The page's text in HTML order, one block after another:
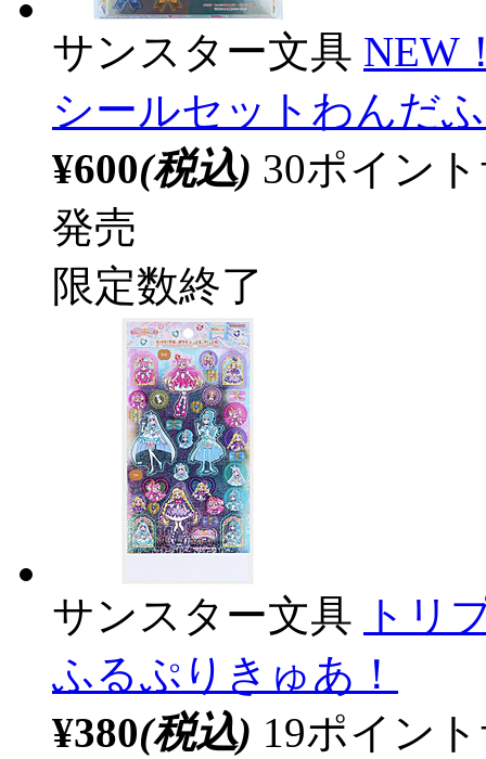
サンスター文具 NEW
シールセットわんだ
¥600(税込) 30ポイン
発売
限定数終了
サンスター文具 トリ
ふるぷりきゅあ！
¥380(税込) 19ポイン